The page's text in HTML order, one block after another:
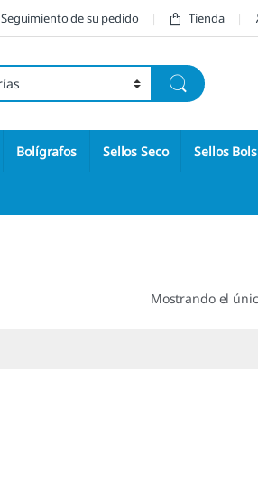
Seguimiento de su pedido Tienda
Bolígrafos Sellos Seco Sellos
Mostrando el